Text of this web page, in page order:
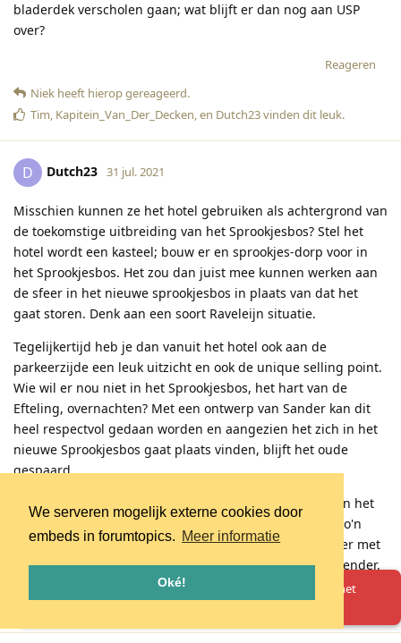
We serveren mogelijk externe cookies door
embeds in forumtopics. Meer informatie
Oké!
bladerdek verscholen gaan; wat blijft er dan nog aan USP
over?
Reageren
Niek heeft hierop gereageerd.
Tim, Kapitein_Van_Der_Decken, en Dutch23vinden dit leuk.
D Dutch23 31 jul. 2021
Misschien kunnen ze het hotel gebruiken als achtergrond van
de toekomstige uitbreiding van het Sprookjesbos? Stel het
hotel wordt een kasteel; bouw er en sprookjes-dorp voor in
het Sprookjesbos. Het zou dan juist mee kunnen werken aan
de sfeer in het nieuwe sprookjesbos in plaats van dat het
gaat storen. Denk aan een soort Raveleijn situatie.
Tegelijkertijd heb je dan vanuit het hotel ook aan de
parkeerzijde een leuk uitzicht en ook de unique selling point.
Wie wil er nou niet in het Sprookjesbos, het hart van de
Efteling, overnachten? Met een ontwerp van Sander kan dit
heel respectvol gedaan worden en aangezien het zich in het
nieuwe Sprookjesbos gaat plaats vinden, blijft het oude
gespaard.
Moet je dit, een commercieel gebouw, aan de grens van het
Sprookjesbos willen? Misschien niet. Maar als er toch zo'n
prominent gebouw moet komen in deze hoek, dan liever met
respect naar het Sprookjesbos in plaats van een stoorzender.
ArathonkenThe_Bullgodhebben hierop gereageerd.
Oeps! Er is iets misgegaan. Herlaad de pagina en probeer het
opnieuw.